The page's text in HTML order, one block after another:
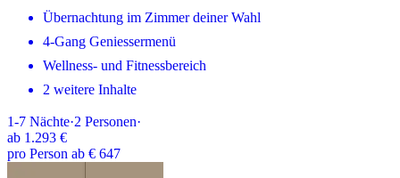
Übernachtung im Zimmer deiner Wahl
4-Gang Geniessermenü
Wellness- und Fitnessbereich
2 weitere Inhalte
1-7 Nächte·2 Personen·
ab 1.293 €
pro Person ab € 647